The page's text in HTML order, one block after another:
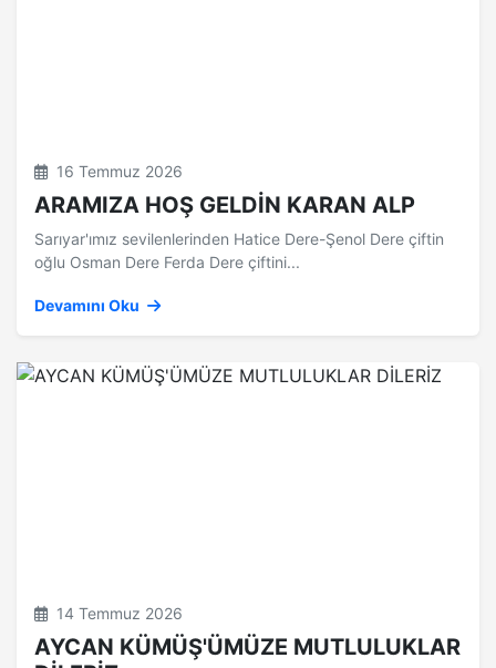
16 Temmuz 2026
ARAMIZA HOŞ GELDİN KARAN ALP
Sarıyar'ımız sevilenlerinden Hatice Dere-Şenol Dere çiftin
oğlu Osman Dere Ferda Dere çiftini...
Devamını Oku
14 Temmuz 2026
AYCAN KÜMÜŞ'ÜMÜZE MUTLULUKLAR